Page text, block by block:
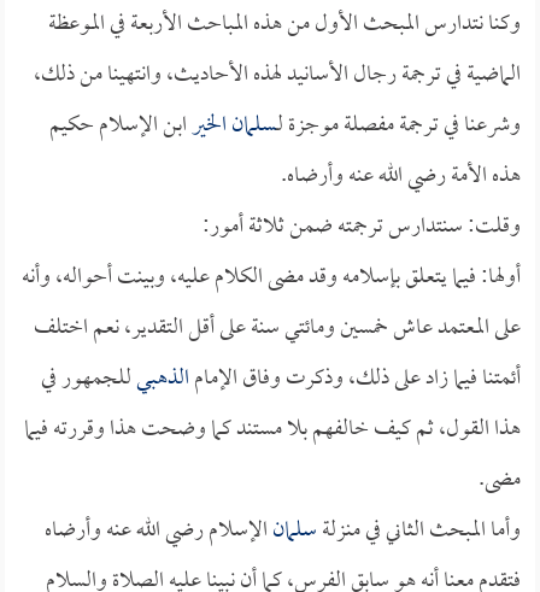
وكنا نتدارس المبحث الأول من هذه المباحث الأربعة في الموعظة
الماضية في ترجمة رجال الأسانيد لهذه الأحاديث، وانتهينا من ذلك،
وشرعنا في ترجمة مفصلة موجزة لـسلمان الخيرابن الإسلام حكيم
هذه الأمة رضي الله عنه وأرضاه.
وقلت: سنتدارس ترجمته ضمن ثلاثة أمور:
أولها: فيما يتعلق بإسلامه وقد مضى الكلام عليه، وبينت أحواله، وأنه
على المعتمد عاش خمسين ومائتي سنة على أقل التقدير، نعم اختلف
أئمتنا فيما زاد على ذلك، وذكرت وفاق الإمامالذهبيللجمهور في
هذا القول، ثم كيف خالفهم بلا مستند كما وضحت هذا وقررته فيما
مضى.
وأما المبحث الثاني في منزلةسلمانالإسلام رضي الله عنه وأرضاه
فتقدم معنا أنه هو سابق الفرس، كما أن نبينا عليه الصلاة والسلام